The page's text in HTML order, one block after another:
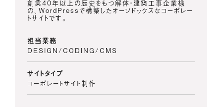
創業40年以上の歴史をもつ解体・建築工事企業様
の、WordPressで構築したオーソドックスなコーポレー
トサイトです。
担当業務
DESIGN/CODING/CMS
サイトタイプ
コーポレートサイト制作